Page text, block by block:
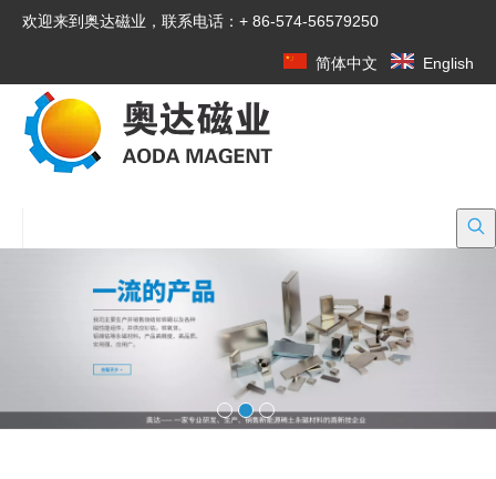
欢迎来到奥达磁业，联系电话：+ 86-574-56579250
简体中文 English